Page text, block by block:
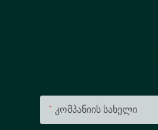
Კომპანიის Სახელი